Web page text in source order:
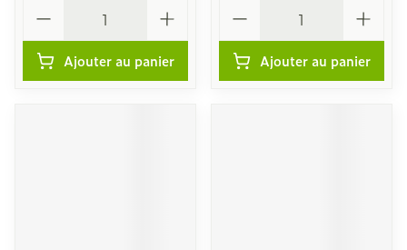
Ajouter au panier Ajouter au panier